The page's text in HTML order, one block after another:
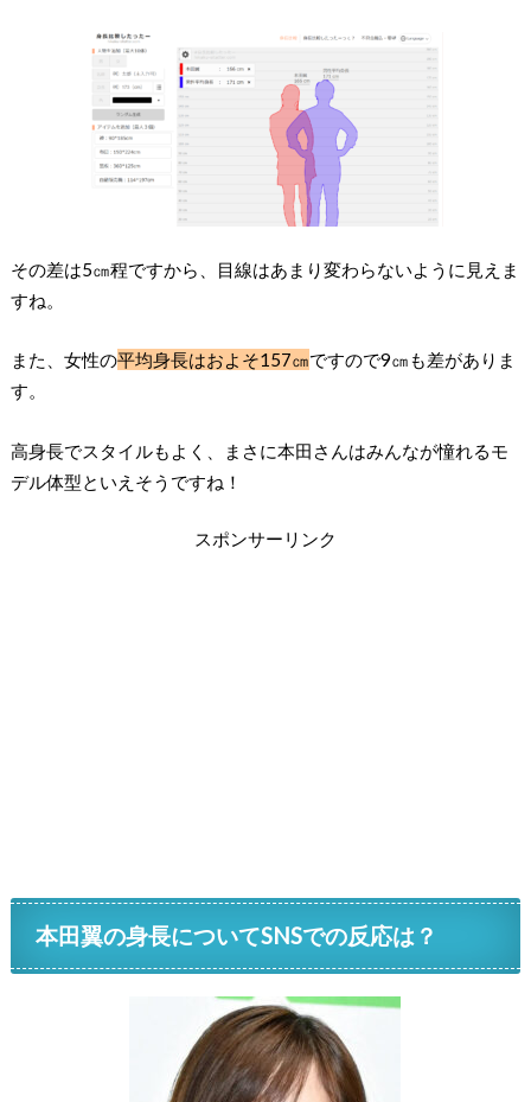
その差は5㎝程ですから、目線はあまり変わらないように見えま
すね。
また、女性の平均身長はおよそ157㎝ですので9㎝も差がありま
す。
高身長でスタイルもよく、まさに本田さんはみんなが憧れるモ
デル体型といえそうですね！
スポンサーリンク
本田翼の身長についてSNSでの反応は？